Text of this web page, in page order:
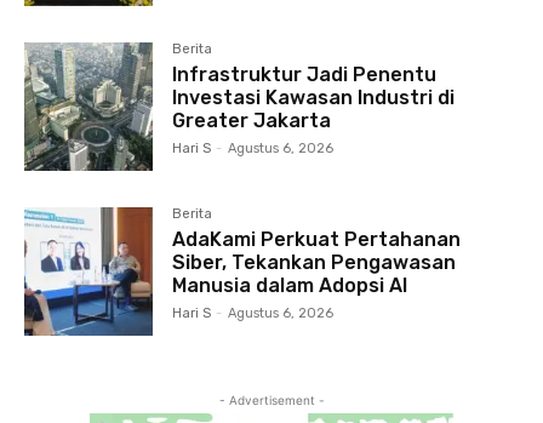
Berita
Infrastruktur Jadi Penentu
Investasi Kawasan Industri di
Greater Jakarta
Hari S - Agustus 6, 2026
Berita
AdaKami Perkuat Pertahanan
Siber, Tekankan Pengawasan
Manusia dalam Adopsi AI
Hari S - Agustus 6, 2026
- Advertisement -